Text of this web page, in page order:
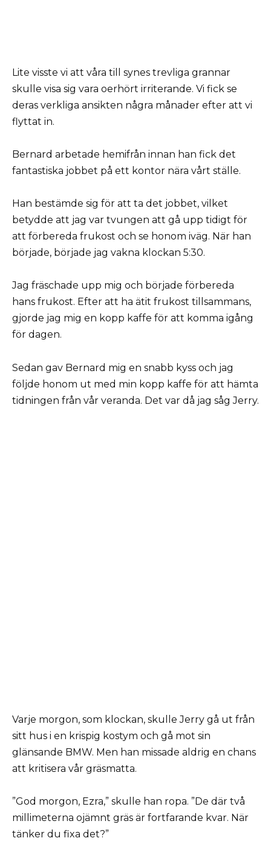
Lite visste vi att våra till synes trevliga grannar
skulle visa sig vara oerhört irriterande. Vi fick se
deras verkliga ansikten några månader efter att vi
flyttat in.
Bernard arbetade hemifrån innan han fick det
fantastiska jobbet på ett kontor nära vårt ställe.
Han bestämde sig för att ta det jobbet, vilket
betydde att jag var tvungen att gå upp tidigt för
att förbereda frukost och se honom iväg. När han
började, började jag vakna klockan 5:30.
Jag fräschade upp mig och började förbereda
hans frukost. Efter att ha ätit frukost tillsammans,
gjorde jag mig en kopp kaffe för att komma igång
för dagen.
Sedan gav Bernard mig en snabb kyss och jag
följde honom ut med min kopp kaffe för att hämta
tidningen från vår veranda. Det var då jag såg Jerry.
Varje morgon, som klockan, skulle Jerry gå ut från
sitt hus i en krispig kostym och gå mot sin
glänsande BMW. Men han missade aldrig en chans
att kritisera vår gräsmatta.
”God morgon, Ezra,” skulle han ropa. ”De där två
millimeterna ojämnt gräs är fortfarande kvar. När
tänker du fixa det?”